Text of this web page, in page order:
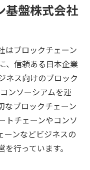
基盤株式会社
はブロックチェーン
、信頼ある日本企業
ネス向けのブロック
ンソーシアムを運
なブロックチェーン
トチェーンやコンソ
ーンなどビジネスの
行っています。